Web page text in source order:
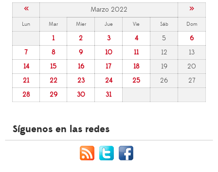
« Marzo 2022 »
Lun Mar Mier Jue Vie Sáb Dom
1 2 3 4 5
6
7
8 9 10 11 12
13
14
15 16 17 18 19
20
21
22 23 24 25 26
27
28
29 30 31
Síguenos en las redes